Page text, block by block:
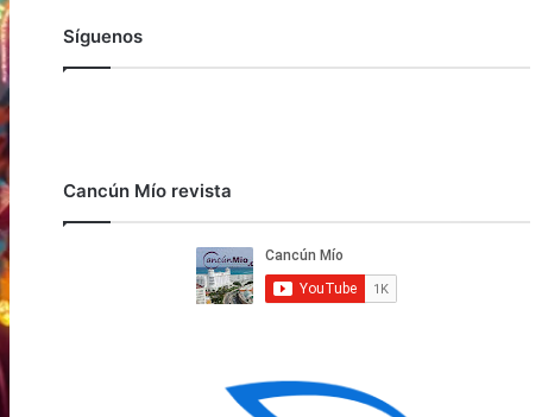
Síguenos
Cancún Mío revista